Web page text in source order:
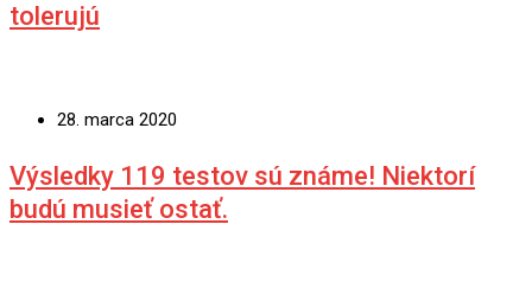
tolerujú
28. marca 2020
Výsledky 119 testov sú známe! Niektorí
budú musieť ostať.